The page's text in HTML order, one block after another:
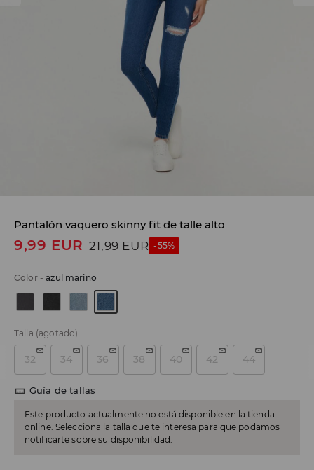
Pantalón vaquero skinny fit de talle alto
9,99 EUR 21,99 EUR -55%
Color-azul marino
Talla (agotado)
32 34 36 38 40 42 44
Guía de tallas
Este producto actualmente no está disponible en la tienda
online. Selecciona la talla que te interesa para que podamos
notificarte sobre su disponibilidad.